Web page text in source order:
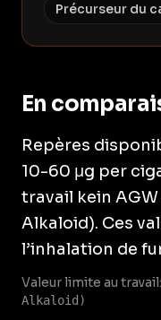
Précurseur du
En
Repères
10-60 μg per
travail kein
Alkaloid). Ces
l’inhalation de
Valeur limite au travail:
Alkaloid)